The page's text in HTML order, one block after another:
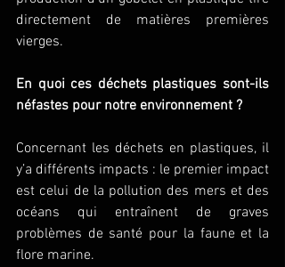
directement de matières premières
vierges.
En quoi ces déchets plastiques sont-ils
néfastes pour notre environnement ?
Concernant les déchets en plastiques, il
y’a différents impacts : le premier impact
est celui de la pollution des mers et des
océans qui entraînent de graves
problèmes de santé pour la faune et la
flore marine.